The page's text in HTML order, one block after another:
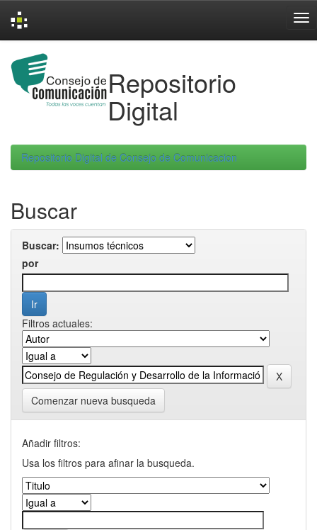
navigation
Repositorio
Digital
Repositorio Digital de Consejo de Comunicacion
Buscar
Buscar:
por
Filtros actuales:
Comenzar nueva busqueda
Añadir filtros:
Usa los filtros para afinar la busqueda.